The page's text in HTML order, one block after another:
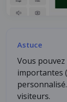
Astuce
Vous
importantes
visiteurs.